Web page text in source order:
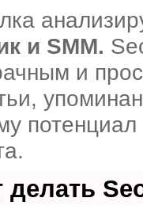
и SMM.
и
делать